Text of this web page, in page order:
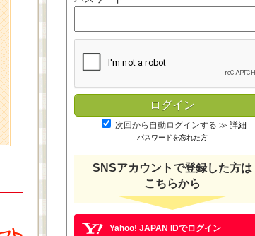
次回から自動ログインする ≫ 詳細
パスワードを忘れた方
SNSアカウントで登録した方は
こちらから
Yahoo! JAPAN IDでログイン